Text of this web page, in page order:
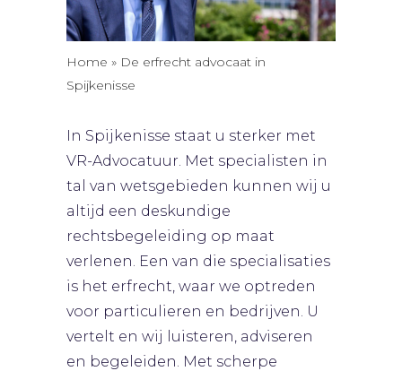
Home » De erfrecht advocaat in
Spijkenisse
In Spijkenisse staat u sterker met
VR-Advocatuur. Met specialisten in
tal van wetsgebieden kunnen wij u
altijd een deskundige
rechtsbegeleiding op maat
verlenen. Een van die specialisaties
is het erfrecht, waar we optreden
voor particulieren en bedrijven. U
vertelt en wij luisteren, adviseren
en begeleiden. Met scherpe